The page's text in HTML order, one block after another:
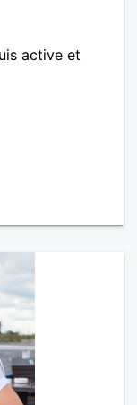
active et